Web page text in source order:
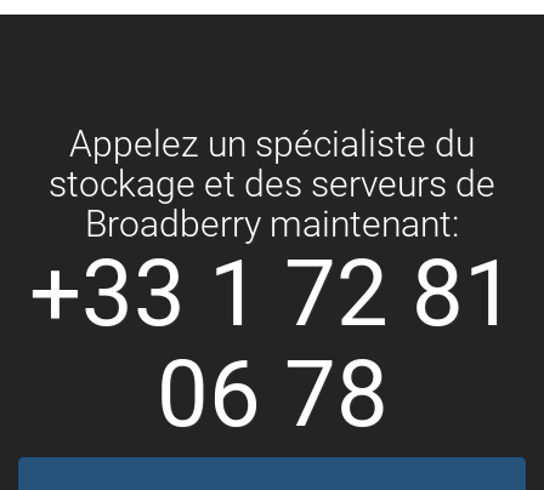
Appelez un spécialiste du
stockage et des serveurs de
Broadberry maintenant:
+33 1 72 81
06 78